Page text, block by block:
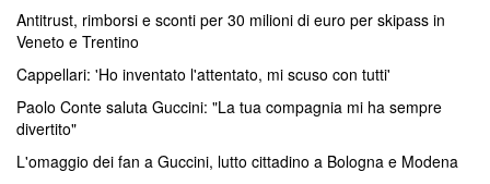
Antitrust, rimborsi e sconti per 30 milioni di euro per skipass in
Veneto e Trentino
Cappellari: 'Ho inventato l'attentato, mi scuso con tutti'
Paolo Conte saluta Guccini: "La tua compagnia mi ha sempre
divertito"
L'omaggio dei fan a Guccini, lutto cittadino a Bologna e Modena